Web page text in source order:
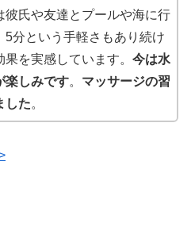
彼氏や友達とプールや海に行
5分という手軽さもあり続け
を実感しています。 今は水
楽しみです。 マッサージの習
した。